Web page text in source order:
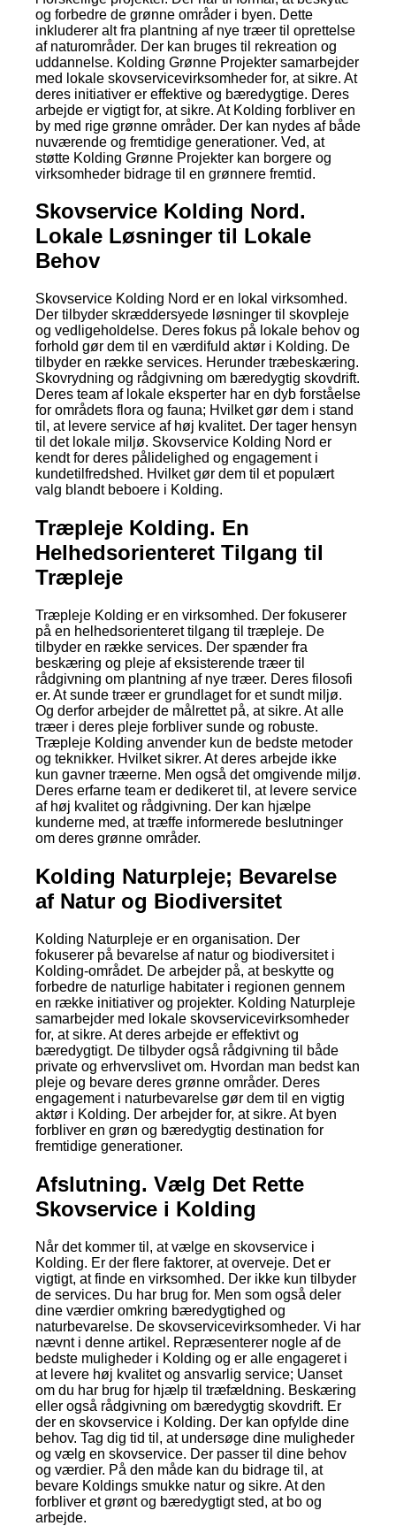
og forbedre de grønne områder i byen. Dette
inkluderer alt fra plantning af nye træer til oprettelse
af naturområder. Der kan bruges til rekreation og
uddannelse. Kolding Grønne Projekter samarbejder
med lokale skovservicevirksomheder for, at sikre. At
deres initiativer er effektive og bæredygtige. Deres
arbejde er vigtigt for, at sikre. At Kolding forbliver en
by med rige grønne områder. Der kan nydes af både
nuværende og fremtidige generationer. Ved, at
støtte Kolding Grønne Projekter kan borgere og
virksomheder bidrage til en grønnere fremtid.
Skovservice Kolding Nord.
Lokale Løsninger til Lokale
Behov
Skovservice Kolding Nord er en lokal virksomhed.
Der tilbyder skræddersyede løsninger til skovpleje
og vedligeholdelse. Deres fokus på lokale behov og
forhold gør dem til en værdifuld aktør i Kolding. De
tilbyder en række services. Herunder træbeskæring.
Skovrydning og rådgivning om bæredygtig skovdrift.
Deres team af lokale eksperter har en dyb forståelse
for områdets flora og fauna; Hvilket gør dem i stand
til, at levere service af høj kvalitet. Der tager hensyn
til det lokale miljø. Skovservice Kolding Nord er
kendt for deres pålidelighed og engagement i
kundetilfredshed. Hvilket gør dem til et populært
valg blandt beboere i Kolding.
Træpleje Kolding. En
Helhedsorienteret Tilgang til
Træpleje
Træpleje Kolding er en virksomhed. Der fokuserer
på en helhedsorienteret tilgang til træpleje. De
tilbyder en række services. Der spænder fra
beskæring og pleje af eksisterende træer til
rådgivning om plantning af nye træer. Deres filosofi
er. At sunde træer er grundlaget for et sundt miljø.
Og derfor arbejder de målrettet på, at sikre. At alle
træer i deres pleje forbliver sunde og robuste.
Træpleje Kolding anvender kun de bedste metoder
og teknikker. Hvilket sikrer. At deres arbejde ikke
kun gavner træerne. Men også det omgivende miljø.
Deres erfarne team er dedikeret til, at levere service
af høj kvalitet og rådgivning. Der kan hjælpe
kunderne med, at træffe informerede beslutninger
om deres grønne områder.
Kolding Naturpleje; Bevarelse
af Natur og Biodiversitet
Kolding Naturpleje er en organisation. Der
fokuserer på bevarelse af natur og biodiversitet i
Kolding-området. De arbejder på, at beskytte og
forbedre de naturlige habitater i regionen gennem
en række initiativer og projekter. Kolding Naturpleje
samarbejder med lokale skovservicevirksomheder
for, at sikre. At deres arbejde er effektivt og
bæredygtigt. De tilbyder også rådgivning til både
private og erhvervslivet om. Hvordan man bedst kan
pleje og bevare deres grønne områder. Deres
engagement i naturbevarelse gør dem til en vigtig
aktør i Kolding. Der arbejder for, at sikre. At byen
forbliver en grøn og bæredygtig destination for
fremtidige generationer.
Afslutning. Vælg Det Rette
Skovservice i Kolding
Når det kommer til, at vælge en skovservice i
Kolding. Er der flere faktorer, at overveje. Det er
vigtigt, at finde en virksomhed. Der ikke kun tilbyder
de services. Du har brug for. Men som også deler
dine værdier omkring bæredygtighed og
naturbevarelse. De skovservicevirksomheder. Vi har
nævnt i denne artikel. Repræsenterer nogle af de
bedste muligheder i Kolding og er alle engageret i
at levere høj kvalitet og ansvarlig service; Uanset
om du har brug for hjælp til træfældning. Beskæring
eller også rådgivning om bæredygtig skovdrift. Er
der en skovservice i Kolding. Der kan opfylde dine
behov. Tag dig tid til, at undersøge dine muligheder
og vælg en skovservice. Der passer til dine behov
og værdier. På den måde kan du bidrage til, at
bevare Koldings smukke natur og sikre. At den
forbliver et grønt og bæredygtigt sted, at bo og
arbejde.